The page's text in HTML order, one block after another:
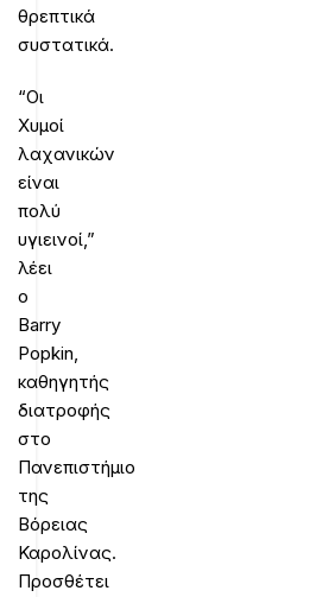
θρεπτικά
συστατικά.
“Οι
Χυμοί
λαχανικών
είναι
πολύ
υγιεινοί,”
λέει
ο
Barry
Popkin,
καθηγητής
διατροφής
στο
Πανεπιστήμιο
της
Βόρειας
Καρολίνας.
Προσθέτει